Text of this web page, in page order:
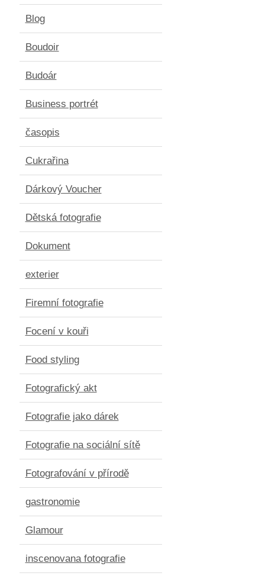
Blog
Boudoir
Budoár
Business portrét
časopis
Cukrařina
Dárkový Voucher
Dětská fotografie
Dokument
exterier
Firemní fotografie
Focení v kouři
Food styling
Fotografický akt
Fotografie jako dárek
Fotografie na sociální sítě
Fotografování v přírodě
gastronomie
Glamour
inscenovana fotografie